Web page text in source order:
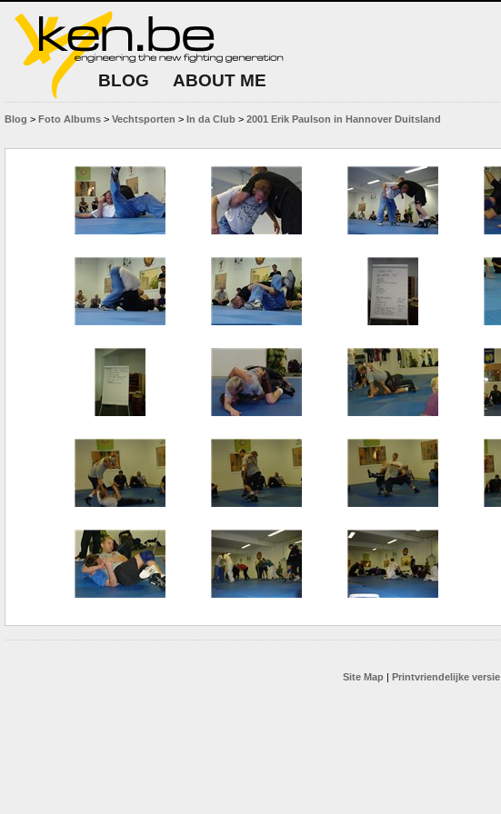
BLOG ABOUT ME
Blog > Foto Albums > Vechtsporten > In da Club > 2001 Erik Paulson in Hannover Duitsland
Site Map | Printvriendelijke versie